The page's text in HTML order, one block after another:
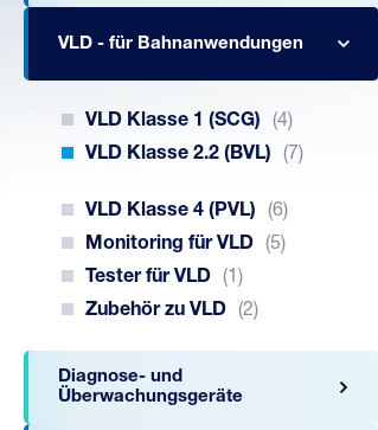
VLD - für Bahnanwendungen
VLD Klasse 1 (SCG)
(4)
VLD Klasse 2.2 (BVL)
(7)
VLD Klasse 4 (PVL)
(6)
Monitoring für VLD
(5)
Tester für VLD
(1)
Zubehör zu VLD
(2)
Diagnose- und
Überwachungsgeräte